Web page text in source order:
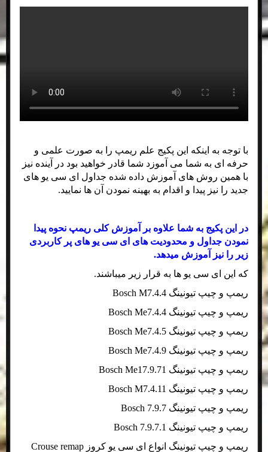
با توجه به اینکه این پکیج علم ریمپ را به صورت علمی و
حرفه ای به شما می آموزد شما قادر خواهید بود در آینده نیز
با همین روش های آموزش داده شده جداول ای سی یو های
جدید را نیز پیدا و اقدام به بهینه نمودن آن ها نمایید.
در این پکیج به شما علاوه بر آموزش کلی ریمپ نحوه پیدا
نمودن جداول و محدودیت های ای سی یو های پر کاربردی
زیر را نیز آموزش میدهد.
که این ای سی یو ها به قرار زیر میباشند.
ریمپ و چیپ تیونینگ Bosch M7.4.4
ریمپ و چیپ تیونینگ Bosch Me7.4.4
ریمپ و چیپ تیونینگ Bosch Me7.4.5
ریمپ و چیپ تیونینگ Bosch Me7.4.9
ریمپ و چیپ تیونینگ Bosch Me17.9.71
ریمپ و چیپ تیونینگ Bosch M7.4.11
ریمپ و چیپ تیونینگ Bosch 7.9.7
ریمپ و چیپ تیونینگ Bosch 7.9.7.1
ریمپ و چیپ تیونینگ انواع ای سی یو کروز Crouse remap